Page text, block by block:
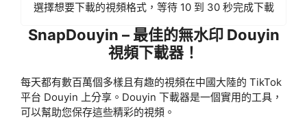
選擇想要下載的視頻格式，等待 10 到 30 秒完成下載
SnapDouyin – 最佳的無水印 Douyin
視頻下載器！
每天都有數百萬個多樣且有趣的視頻在中國大陸的 TikTok
平台 Douyin 上分享。Douyin 下載器是一個實用的工具，
可以幫助您保存這些精彩的視頻。